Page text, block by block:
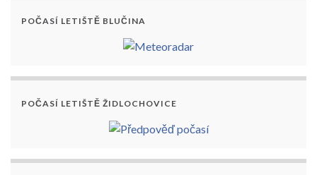
POČASÍ LETIŠTĚ BLUČINA
POČASÍ LETIŠTĚ ŽIDLOCHOVICE